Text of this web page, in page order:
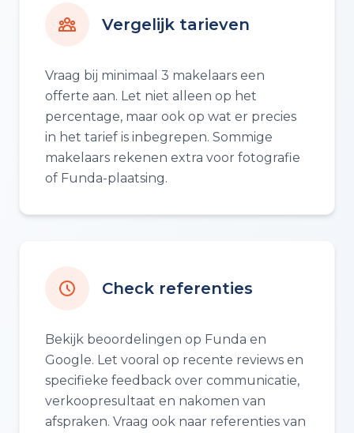
Vergelijk tarieven
Vraag bij minimaal 3 makelaars een
offerte aan. Let niet alleen op het
percentage, maar ook op wat er precies
in het tarief is inbegrepen. Sommige
makelaars rekenen extra voor fotografie
of Funda-plaatsing.
Check referenties
Bekijk beoordelingen op Funda en
Google. Let vooral op recente reviews en
specifieke feedback over communicatie,
verkoopresultaat en nakomen van
afspraken. Vraag ook naar referenties van